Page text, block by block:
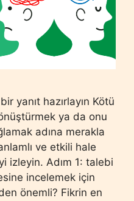
yanıt hazırlayın Kötü
ya da onu
adına merakla
ve etkili hale
izleyin. Adım 1: talebi
incelemek için
önemli? Fikrin en